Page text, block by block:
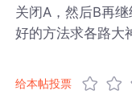
关闭A，然后B再
好的方法求各路大
给本帖投票